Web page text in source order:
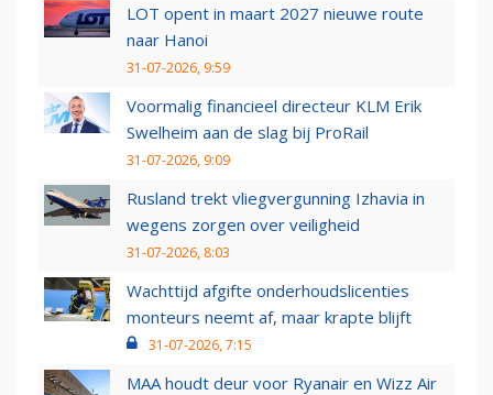
LOT opent in maart 2027 nieuwe route
naar Hanoi
31-07-2026, 9:59
Voormalig financieel directeur KLM Erik
Swelheim aan de slag bij ProRail
31-07-2026, 9:09
Rusland trekt vliegvergunning Izhavia in
wegens zorgen over veiligheid
31-07-2026, 8:03
Wachttijd afgifte onderhoudslicenties
monteurs neemt af, maar krapte blijft
31-07-2026, 7:15
MAA houdt deur voor Ryanair en Wizz Air